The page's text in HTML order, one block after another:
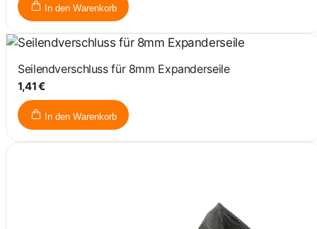
In den Warenkorb
Seilendverschluss für 8mm Expanderseile
1,41 €
In den Warenkorb